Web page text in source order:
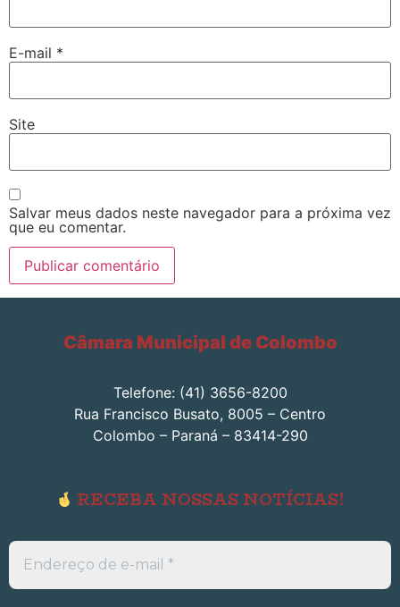
E-mail *
Site
Salvar meus dados neste navegador para a próxima vez
que eu comentar.
Câmara Municipal de Colombo
Telefone: (41) 3656-8200
Rua Francisco Busato, 8005 – Centro
Colombo – Paraná – 83414-290
RECEBA NOSSAS NOTÍCIAS!
Endereço
de
e-